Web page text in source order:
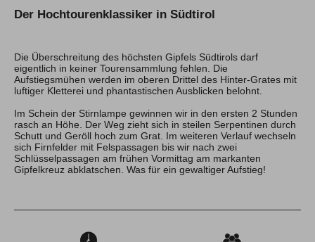
Hike & Fly
Klettern
Kletterreisen
Kletterkurse
Klettersteige
Klettersteig Tagestouren
Klettersteig Mehrtage
Klettersteigkurse
Wandern Selfguided
Der Hochtourenklassiker in Südtirol
Die Überschreitung des höchsten Gipfels Südtirols darf
eigentlich in keiner Tourensammlung fehlen. Die
Aufstiegsmühen werden im oberen Drittel des Hinter-Grates mit
luftiger Kletterei und phantastischen Ausblicken belohnt.
Im Schein der Stirnlampe gewinnen wir in den ersten 2 Stunden
rasch an Höhe. Der Weg zieht sich in steilen Serpentinen durch
Schutt und Geröll hoch zum Grat. Im weiteren Verlauf wechseln
sich Firnfelder mit Felspassagen bis wir nach zwei
Schlüsselpassagen am frühen Vormittag am markanten
Gipfelkreuz abklatschen. Was für ein gewaltiger Aufstieg!